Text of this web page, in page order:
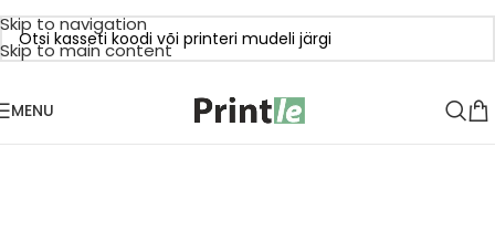
Skip to navigation
Skip to main content
MENU